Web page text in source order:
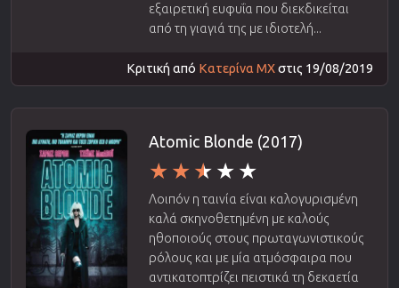
εξαιρετική ευφυΐα που διεκδικείται
από τη γιαγιά της με ιδιοτελή...
Κριτική από Κατερίνα ΜΧστις 19/08/2019
Atomic Blonde (2017)
Λοιπόν η ταινία είναι καλογυρισμένη
καλά σκηνοθετημένη με καλούς
ηθοποιούς στους πρωταγωνιστικούς
ρόλους και με μία ατμόσφαιρα που
αντικατοπτρίζει πειστικά τη δεκαετία